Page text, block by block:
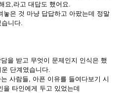
요,라고 대답도 했어요.
놓은 것 마냥 답답하고 아팠는데 정말
니다.
을 받고 무엇이 문제인지 인식은 했
단계였습니다.
사람들, 아픈 이유를 들여다보기 시
을 타인에게 두고 있었는데